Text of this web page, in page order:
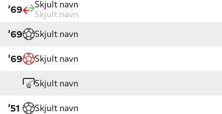
'69
Skjult navn
Skjult navn
'69 Skjult navn
'69 Skjult navn
Skjult navn
'51 Skjult navn